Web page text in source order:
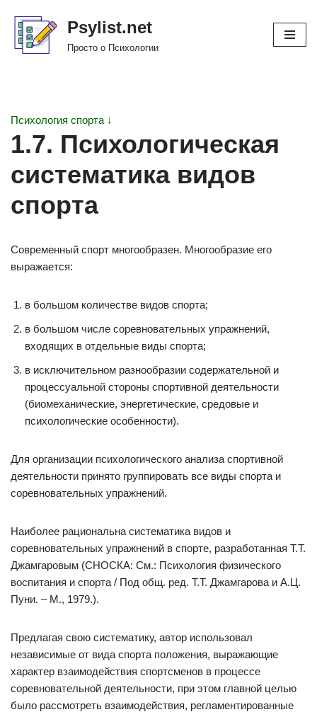
Перейти
Psylist.net
Просто о Психологии
Психология спорта ↓
1.7. Психологическая
систематика видов
спорта
Современный спорт многообразен. Многообразие его
выражается:
в большом количестве видов спорта;
в большом числе соревновательных упражнений,
входящих в отдельные виды спорта;
в исключительном разнообразии содержательной и
процессуальной стороны спортивной деятельности
(биомеханические, энергетические, средовые и
психологические особенности).
Для организации психологического анализа спортивной
деятельности принято группировать все виды спорта и
соревновательных упражнений.
Наиболее рациональна систематика видов и
соревновательных упражнений в спорте, разработанная Т.Т.
Джамгаровым (СНОСКА: См.: Психология физического
воспитания и спорта / Под общ. ред. Т.Т. Джамгарова и А.Ц.
Пуни. – М., 1979.).
Предлагая свою систематику, автор использовал
независимые от вида спорта положения, выражающие
характер взаимодействия спортсменов в процессе
соревновательной деятельности, при этом главной целью
было рассмотреть взаимодействия, регламентированные